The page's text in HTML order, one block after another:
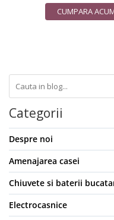
CUMPARA
Categorii
Despre noi
Amenajarea casei
Chiuvete si baterii
Electrocasnice